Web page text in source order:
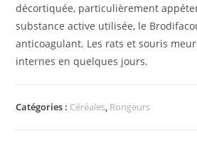
décortiquée, particulièrement
substance active utilisée, le
anticoagulant. Les rats et souris
internes en quelques jours.
Catégories : Céréales Rongeurs